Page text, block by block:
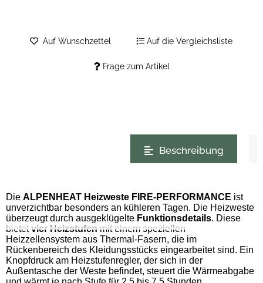
Frage zum Artikel
Auf Wunschzettel Auf die Vergleichsliste
Beschreibung
Die ALPENHEAT Heizweste FIRE-PERFORMANCE ist
unverzichtbar besonders an kühleren Tagen. Die Heizweste
überzeugt durch ausgekl ügelte Funktionsdetails. Diese
bietet vier Heizstufen mit einem speziellen
Heizzellensystem aus Thermal-Fasern, die im
Rückenbereich des Kleidungsstücks eingearbeitet sind. Ein
Knopfdruck am Heizstufenregler, der sich in der
Außentasche der Weste befindet, steuert die Wärmeabgabe